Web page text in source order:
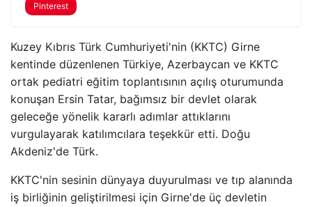
Pinterest
Kuzey Kıbrıs Türk Cumhuriyeti'nin (KKTC) Girne
kentinde düzenlenen Türkiye, Azerbaycan ve KKTC
ortak pediatri eğitim toplantısının açılış oturumunda
konuşan Ersin Tatar, bağımsız bir devlet olarak
geleceğe yönelik kararlı adımlar attıklarını
vurgulayarak katılımcılara teşekkür etti. Doğu
Akdeniz'de Türk.
KKTC'nin sesinin dünyaya duyurulması ve tıp alanında
iş birliğinin geliştirilmesi için Girne'de üç devletin